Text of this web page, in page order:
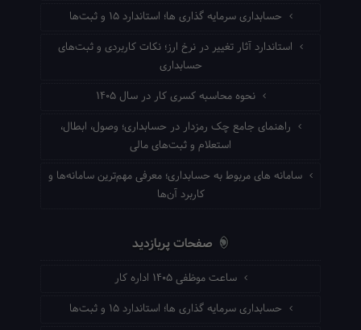
حسابداری سرمایه گذاری ها؛ استاندارد ۱۵ و ثبت‌ها
استاندارد آثار تغییر در نرخ ارز؛ نکات کاربردی و ثبت‌های
حسابداری
نحوه محاسبه کسری کار در سال ۱۴۰۵
راهنمای جامع چک رمزدار در حسابداری؛ وصول، ابطال،
استعلام و ثبت‌های مالی
سامانه های مربوط به حسابداری؛ معرفی مهم‌ترین سامانه‌ها و
کاربرد آن‌ها
صفحات پربازدید
ساعت موظفی ۱۴۰۵ اداره کار
حسابداری سرمایه گذاری ها؛ استاندارد ۱۵ و ثبت‌ها